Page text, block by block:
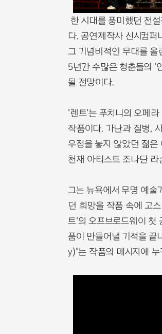
한 시대를 풍미했던 전
다. 공연제작사 신시컴
그 기념비적인 무대를
5년간 수많은 청춘들의 '
될 전망이다.
'렌트'는 푸치니의 오페
작품이다. 가난과 질병,
우정을 놓지 않았던 젊은
천재 아티스트 조나단
그는 뉴욕에서 무명 예술
던 희망을 작품 속에 고
트'의 오프브로드웨이 첫
품이 만들어낼 기적을 끝
y)"는 작품의 메시지에